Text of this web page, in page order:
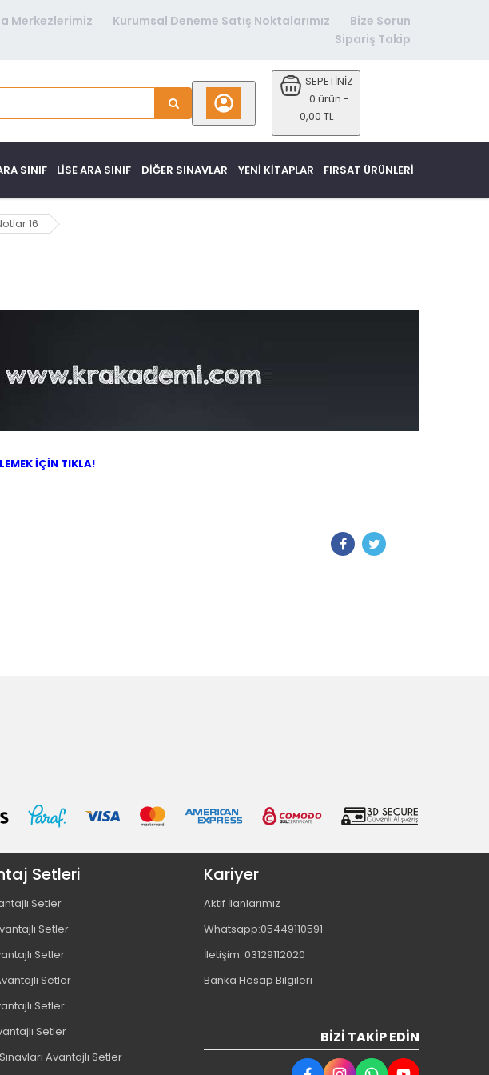
Merkezlerimiz Kurumsal Deneme Satış Noktalarımız
Bize Sorun
Sipariş Takip
SEPETİNİZ
0 ürün -
0,00 TL
FIRSAT ÜRÜNLERI
YENI KITAPLAR
DİĞER SINAVLAR
LISE ARA SINIF
SINIF
16
İÇİN TIKLA!
Setleri
Setler
Setler
Setler
Setler
Setler
Setler
Avantajlı Setler
Kariyer
Aktif İlanlarımız
Whatsapp:05449110591
İletişim: 03129112020
Banka Hesap Bilgileri
BIZI TAKIP EDIN